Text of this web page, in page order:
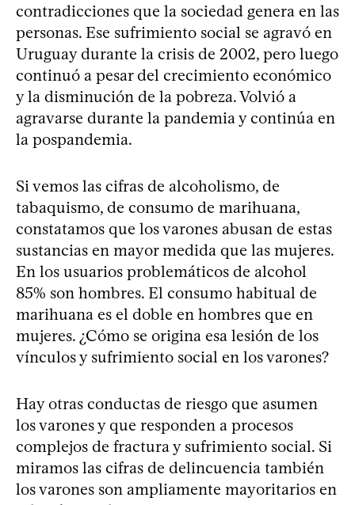
contradicciones que la sociedad genera en las
personas. Ese sufrimiento social se agravó en
Uruguay durante la crisis de 2002, pero luego
continuó a pesar del crecimiento económico
y la disminución de la pobreza. Volvió a
agravarse durante la pandemia y continúa en
la pospandemia.
Si vemos las cifras de alcoholismo, de
tabaquismo, de consumo de marihuana,
constatamos que los varones abusan de estas
sustancias en mayor medida que las mujeres.
En los usuarios problemáticos de alcohol
85% son hombres. El consumo habitual de
marihuana es el doble en hombres que en
mujeres. ¿Cómo se origina esa lesión de los
vínculos y sufrimiento social en los varones?
Hay otras conductas de riesgo que asumen
los varones y que responden a procesos
complejos de fractura y sufrimiento social. Si
miramos las cifras de delincuencia también
los varones son ampliamente mayoritarios en